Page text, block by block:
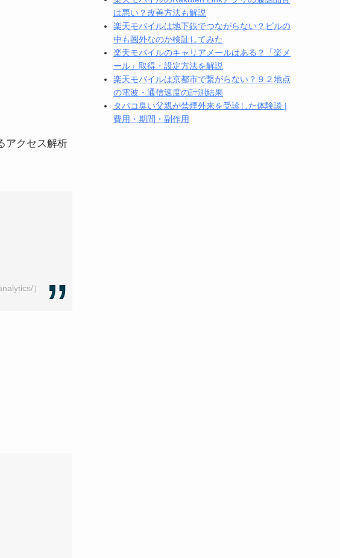
アクセス解析
）
は悪い？改善方法も解説
楽天モバイルは地下鉄でつながらない？ビルの
中も圏外なのか検証してみた
楽天モバイルのキャリアメールはある？「楽メ
ール」取得・設定方法を解説
楽天モバイルは京都市で繋がらない？９２地点
の電波・通信速度の計測結果
タバコ臭い父親が禁煙外来を受診した体験談 |
費用・期間・副作用